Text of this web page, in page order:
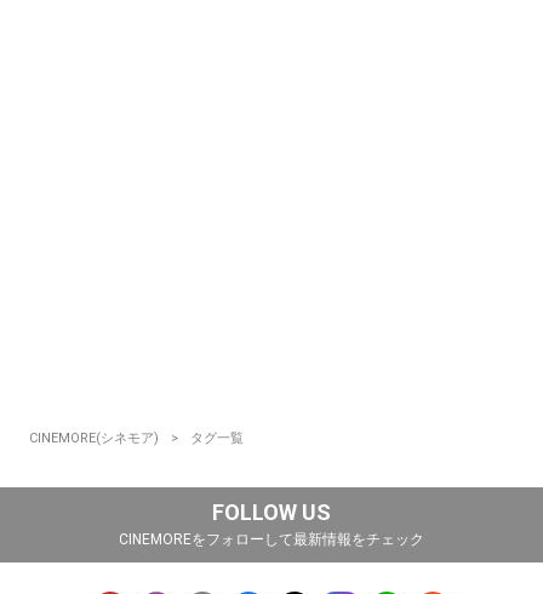
CINEMORE(シネモア) タグ一覧
FOLLOW US
CINEMOREをフォローして最新情報をチェック